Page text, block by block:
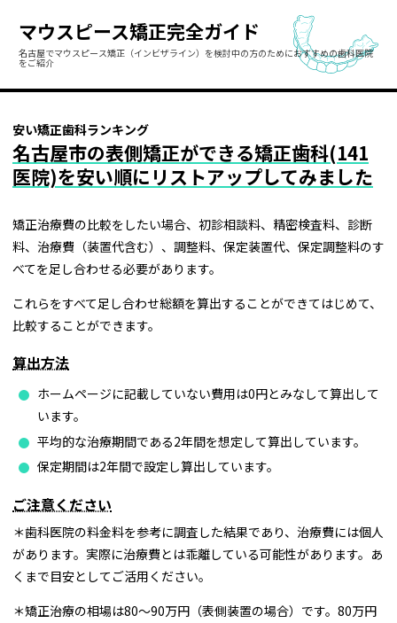
マウスピース矯正完全ガイド
名古屋でマウスピース矯正（インビザライン）を検討中の方のためにおすすめの歯科医院
をご紹介
安い矯正歯科ランキング
名古屋市の表側矯正ができる矯正歯科(141
医院)を安い順にリストアップしてみました
矯正治療費の比較をしたい場合、初診相談料、精密検査料、診断
料、治療費（装置代含む）、調整料、保定装置代、保定調整料のす
べてを足し合わせる必要があります。
これらをすべて足し合わせ総額を算出することができてはじめて、
比較することができます。
算出方法
ホームページに記載していない費用は0円とみなして算出して
います。
平均的な治療期間である2年間を想定して算出しています。
保定期間は2年間で設定し算出しています。
ご注意ください
＊歯科医院の料金料を参考に調査した結果であり、治療費には個人
があります。実際に治療費とは乖離している可能性があります。あ
くまで目安としてご活用ください。
＊矯正治療の相場は80～90万円（表側装置の場合）です。80万円